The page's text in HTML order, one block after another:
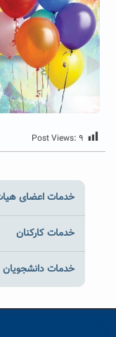
Post Views: ۹
خدمات اعضای
خدمات کارکنان
خدمات دانشجویان